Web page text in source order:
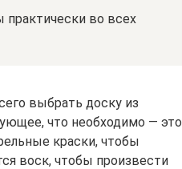
практически во всех
выбрать доску из
что необходимо — это
краски, чтобы
воск, чтобы произвести